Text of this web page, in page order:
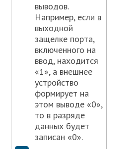
выводов.
Например, если в
выходной
защелке порта,
включенного на
ввод, находится
«1», а внешнее
устройство
формирует на
этом выводе «0»,
то в разряде
данных будет
записан «0».